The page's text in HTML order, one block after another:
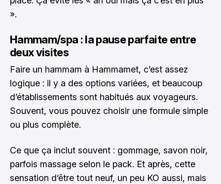
».
Hammam/spa : la pause parfaite entre
deux visites
Faire un hammam à Hammamet, c’est assez
logique : il y a des options variées, et beaucoup
d’établissements sont habitués aux voyageurs.
Souvent, vous pouvez choisir une formule simple
ou plus complète.
Ce que ça inclut souvent : gommage, savon noir,
parfois massage selon le pack. Et après, cette
sensation d’être tout neuf, un peu KO aussi, mais